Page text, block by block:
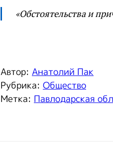
«Обстоятельства и
Автор: Анатолий Пак
Рубрика: Общество
Метка: Павлодарская